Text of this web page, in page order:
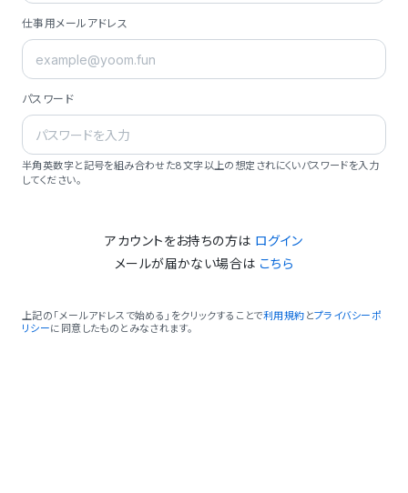
仕事用メールアドレス
パスワード
半角英数字と記号を組み合わせた8文字以上の想定されにくいパスワードを入力
してください。
アカウントをお持ちの方は ログイン
メールが届かない場合は こちら
上記の「メールアドレスで始める」をクリックすることで利用規約 とプライバシーポ
リシーに同意したものとみなされます。